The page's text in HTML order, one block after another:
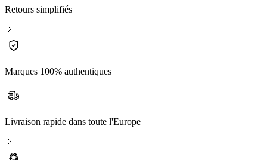
Retours simplifiés
Marques 100% authentiques
Livraison rapide dans toute l'Europe